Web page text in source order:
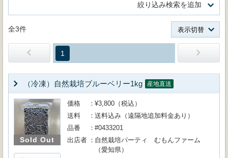
絞り込み検索を追加
全3件 表示切替
1
（冷凍）自然栽培ブルーベリー1kg 産地直送
Sold Out
価格
¥3,800（税込）
送料
送料込み（遠隔地追加料金あり）
品番
#0433201
出店者
自然栽培パーティ むもんファーム
（愛知県）